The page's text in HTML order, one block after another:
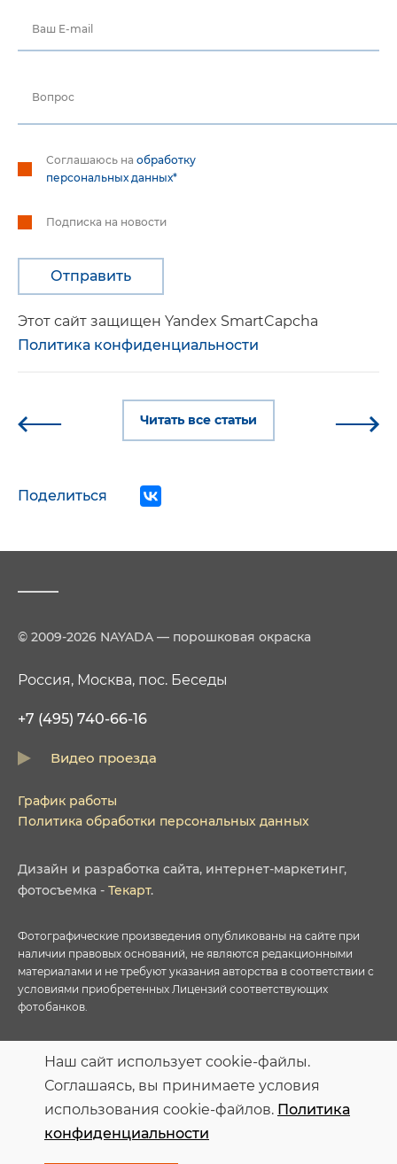
Ваш E-mail
Вопрос
Соглашаюсь на обработку
персональных данных*
Подписка на новости
Этот сайт защищен Yandex SmartCapcha
Политика конфиденциальности
Читать все статьи
Поделиться
© 2009-2026 NAYADA — порошковая окраска
Россия, Москва, пос. Беседы
+7 (495) 740-66-16
Видео проезда
График работы
Политика обработки персональных данных
Дизайн и разработка сайта, интернет-маркетинг,
фотосъемка - Текарт.
Фотографические произведения опубликованы на сайте при
наличии правовых оснований, не являются редакционными
материалами и не требуют указания авторства в соответствии с
условиями приобретенных Лицензий соответствующих
фотобанков.
правовых оснований в соответствии с ч.1 ст.6 и ст.10.1 152-ФЗ.
Субъектами установлены запреты на обработку неограниченных
кругом лиц опубликованных персональных данных
Наш сайт использует cookie-файлы.
Соглашаясь, вы принимаете условия
использования cookie-файлов. Политика
конфиденциальности